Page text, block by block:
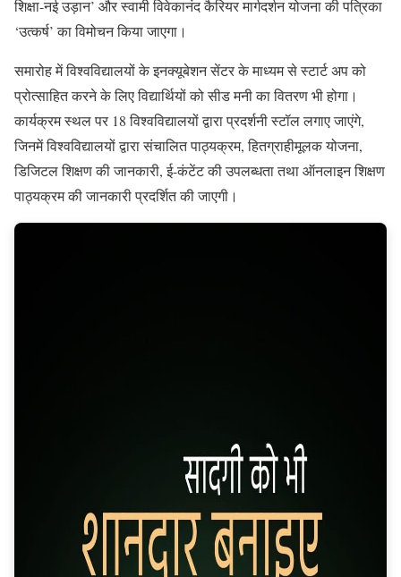
शिक्षा-नई उड़ान’ और स्वामी विवेकानंद कैरियर मार्गदर्शन योजना की पत्रिका
‘उत्कर्ष’ का विमोचन किया जाएगा।
समारोह में विश्वविद्यालयों के इनक्यूबेशन सेंटर के माध्यम से स्टार्ट अप को
प्रोत्साहित करने के लिए विद्यार्थियों को सीड मनी का वितरण भी होगा।
कार्यक्रम स्थल पर 18 विश्वविद्यालयों द्वारा प्रदर्शनी स्टॉल लगाए जाएंगे,
जिनमें विश्वविद्यालयों द्वारा संचालित पाठ्यक्रम, हितग्राहीमूलक योजना,
डिजिटल शिक्षण की जानकारी, ई-कंटेंट की उपलब्धता तथा ऑनलाइन शिक्षण
पाठ्यक्रम की जानकारी प्रदर्शित की जाएगी।